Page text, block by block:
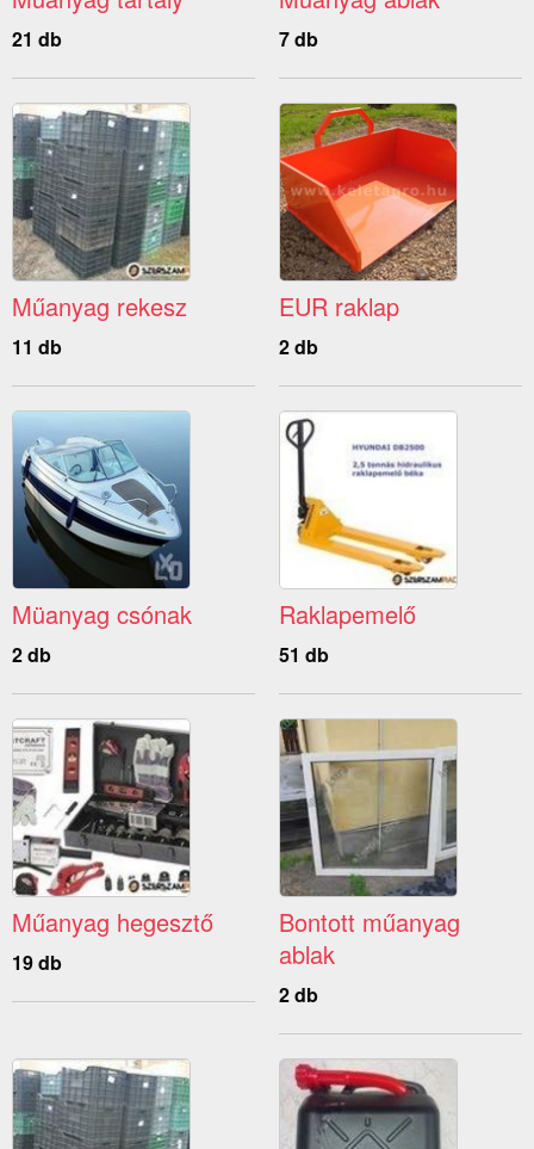
21 db 7 db
Műanyag rekesz
11 db
EUR raklap
2 db
Müanyag csónak
2 db
Raklapemelő
51 db
Műanyag hegesztő
19 db
Bontott műanyag
ablak
2 db